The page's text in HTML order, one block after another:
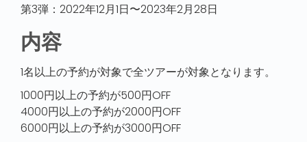
第3弾：2022年12月1日〜2023年2月28日
内容
1名以上の予約が対象で全ツアーが対象となります。
1000円以上の予約が500円OFF
4000円以上の予約が2000円OFF
6000円以上の予約が3000円OFF